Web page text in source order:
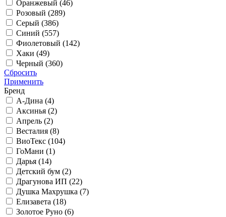
Оранжевый (46)
Розовый (289)
Серый (386)
Синий (557)
Фиолетовый (142)
Хаки (49)
Черный (360)
Сбросить
Применить
Бренд
А-Дина (4)
Аксинья (2)
Апрель (2)
Весталия (8)
ВиоТекс (104)
ГоМани (1)
Дарья (14)
Детский бум (2)
Драгунова ИП (22)
Душка Махрушка (7)
Елизавета (18)
Золотое Руно (6)